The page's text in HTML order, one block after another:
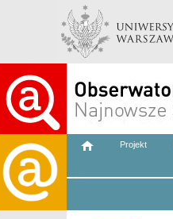
Projekt